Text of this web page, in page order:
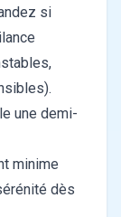
si
une demi-
minime
dès